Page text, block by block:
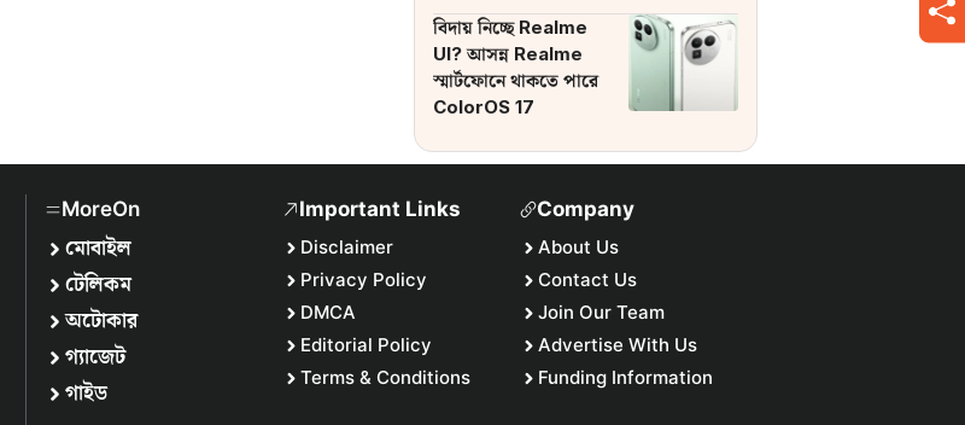
বিদায় নিচ্ছে Realme
UI? আসন্ন Realme
স্মার্টফোনে থাকতে পারে
ColorOS 17
MoreOn
মোবাইল
টেলিকম
অটোকার
গ্যাজেট
গাইড
Important Links
Disclaimer
Privacy Policy
DMCA
Editorial Policy
Terms & Conditions
Company
About Us
Contact Us
Join Our Team
Advertise With Us
Funding Information